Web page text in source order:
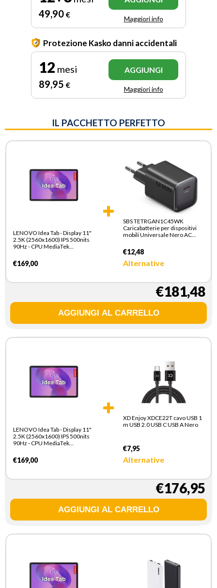
49,90 € Maggiori info
Protezione Kasko danni accidentali
12 mesi
89,95 €
AGGIUNGI
Maggiori info
IL PACCHETTO PERFETTO
LENOVO Idea Tab - Display 11"
2.5K (2560x1600) IPS 500nits
90Hz - CPU MediaTek
Memoria 128GB UFS - Grafica
ARM Mali G57 MC2 -
- Android 15 - Tab Pen Inclusi
€169,00
SBS TETRGAN1C45WK
Caricabatterie per dispositivi
mobili Universale Nero AC
€12,48
Alternative
€181,48
LENOVO Idea Tab - Display 11"
2.5K (2560x1600) IPS 500nits
90Hz - CPU MediaTek
Memoria 128GB UFS - Grafica
ARM Mali G57 MC2 -
- Android 15 - Tab Pen Inclusi
€169,00
XD Enjoy XDCE22T cavo USB 1
m USB 2.0 USB C USB A Nero
€7,95
Alternative
€176,95